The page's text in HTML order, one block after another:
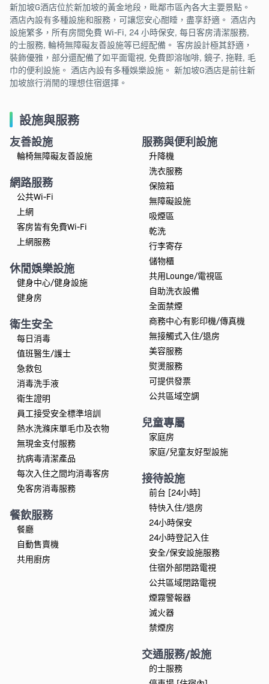
新加坡G酒店位於新加坡的黃金地段，毗鄰市區內各大主要景點。
酒店內設有多種設施和服務，可讓您安心酣睡，盡享舒適。 酒店內
設施繁多，所有房間免費 Wi-Fi, 24 小時保安, 每日客房清潔服務,
的士服務, 輪椅無障礙友善設施等已經配備。 客房設計極其舒適，
裝飾優雅，部分還配備了如平面電視, 免費即溶咖啡, 鏡子, 拖鞋, 毛
巾的便利設施。 酒店內設有多種娛樂設施。 新加坡G酒店是前往新
加坡旅行消閒的理想住宿選擇。
設施與服務
友善設施
輪椅無障礙友善設施
網路服務
公共Wi-Fi
上網
客房皆有免費Wi-Fi
上網服務
休閒娛樂設施
健身中心/健身設施
健身房
衛生安全
每日消毒
值班醫生/護士
急救包
消毒洗手液
衛生證明
員工接受安全標準培訓
熱水洗滌床單毛巾及衣物
無現金支付服務
抗病毒清潔產品
每次入住之間均消毒客房
免客房消毒服務
餐飲服務
餐廳
自動售賣機
共用廚房
服務與便利設施
升降機
洗衣服務
保險箱
無障礙設施
吸煙區
乾洗
行李寄存
儲物櫃
共用Lounge/電視區
自助洗衣設備
全面禁煙
商務中心有影印機/傳真機
無接觸式入住/退房
美容服務
熨燙服務
可提供發票
公共區域空調
兒童專屬
家庭房
家庭/兒童友好型設施
接待設施
前台 [24小時]
特快入住/退房
24小時保安
24小時登記入住
安全/保安設施服務
住宿外部閉路電視
公共區域閉路電視
煙霧警報器
滅火器
禁煙房
交通服務/設施
的士服務